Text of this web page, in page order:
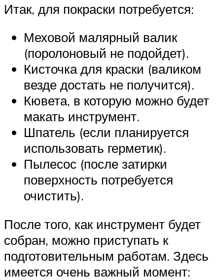
Итак, для покраски потребуется:
Меховой малярный валик
(поролоновый не подойдет).
Кисточка для краски (валиком
везде достать не получится).
Кювета, в которую можно будет
макать инструмент.
Шпатель (если планируется
использовать герметик).
Пылесос (после затирки
поверхность потребуется
очистить).
После того, как инструмент будет
собран, можно приступать к
подготовительным работам. Здесь
имеется очень важный момент: